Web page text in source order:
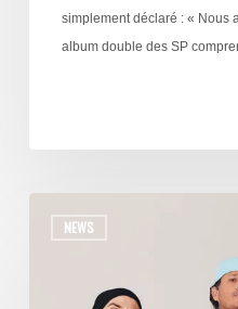
simplement déclaré : « Nous
album double des SP
NEWS